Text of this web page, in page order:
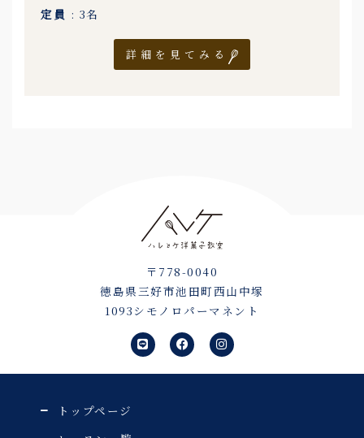
定員 : 3名
詳細を見てみる
〒778-0040
徳島県三好市池田町西山中塚
1093シモノロパーマネント
L
i
n
e
F
a
c
e
I
n
s
t
トップページ